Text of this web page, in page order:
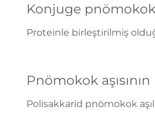
Konjuge pnömokok
Proteinle birleştirilmiş
Pnömokok
Polisakkarid pnömokok